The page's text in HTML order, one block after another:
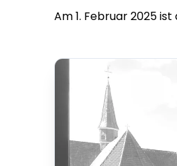
Am 1. Februar 2025